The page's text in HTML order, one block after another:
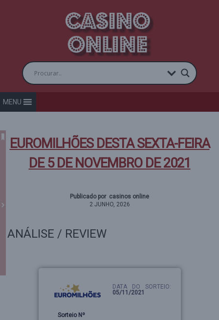
MENU
EUROMILHÕES DESTA SEXTA-FEIRA
DE 5 DE NOVEMBRO DE 2021
Publicado por casinos online
2 JUNHO, 2026
ANÁLISE / REVIEW
DATA DO SORTEIO:
05/11/2021
Sorteio Nº